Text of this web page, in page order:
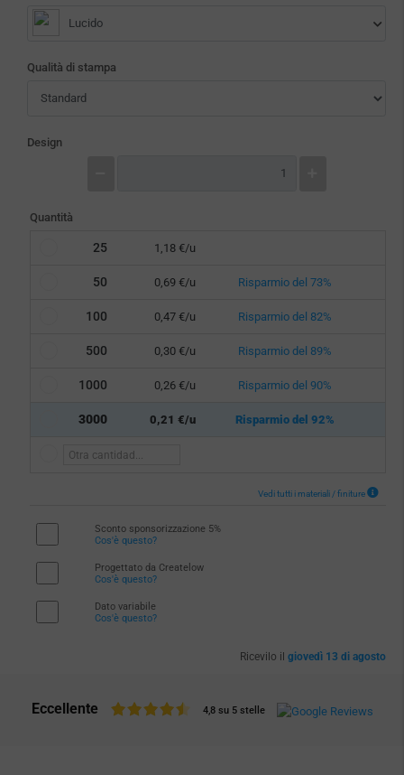
Lucido
Qualità di stampa
Design
Quantità
25 1,18 €/u
50 0,69 €/u Risparmio del 73%
100 0,47 €/u Risparmio del 82%
500 0,30 €/u Risparmio del 89%
1000 0,26 €/u Risparmio del 90%
3000 0,21 €/u Risparmio del 92%
Vedi tutti i materiali / finiture
Sconto sponsorizzazione 5%
Cos'è questo?
Progettato da Createlow
Cos'è questo?
Dato variabile
Cos'è questo?
Ricevilo il giovedì 13 di agosto
Eccellente 4,8 su 5 stelle